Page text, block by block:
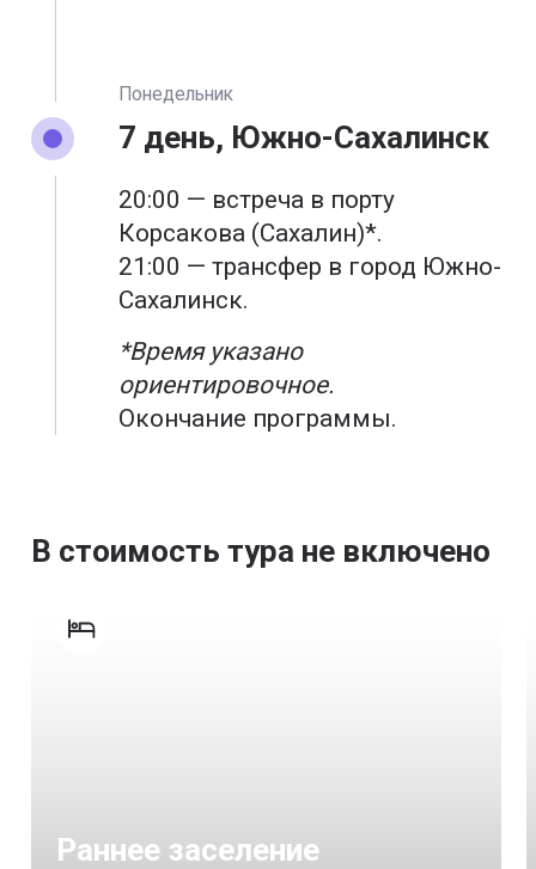
Понедельник
7 день, Южно-Сахалинск
20:00 — встреча в порту
Корсакова (Сахалин)*.
21:00 — трансфер в город Южно-
Сахалинск.
*Время указано
ориентировочное.
Окончание программы.
В стоимость тура не включено
Раннее заселение